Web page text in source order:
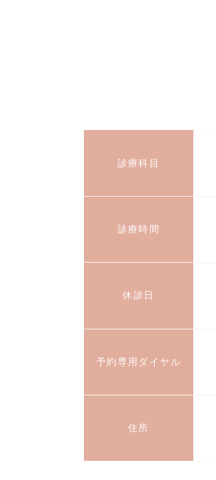
診療科目
診療時間
休診日
予約専用ダイヤル
住所